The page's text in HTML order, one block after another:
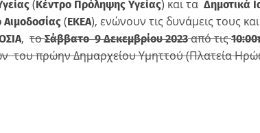
(Κέντρο Πρόληψης Υγείας) και τα Δημοτικά
Αιμοδοσίας (ΕΚΕΑ), ενώνουν τις δυνάμεις τους και
, το Σάββατο 9 Δεκεμβρίου 2023 από τις
του πρώην Δημαρχείου Υμηττού (Πλατεία